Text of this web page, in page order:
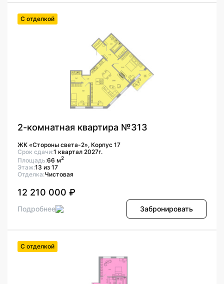
С отделкой
2-комнатная квартира №313
ЖК «Стороны света-2», Корпус 17
Срок сдачи:1 квартал 2027г.
Площадь:66 м2
Этаж:13 из 17
Отделка:Чистовая
12 210 000 ₽
Подробнее Забронировать
С отделкой